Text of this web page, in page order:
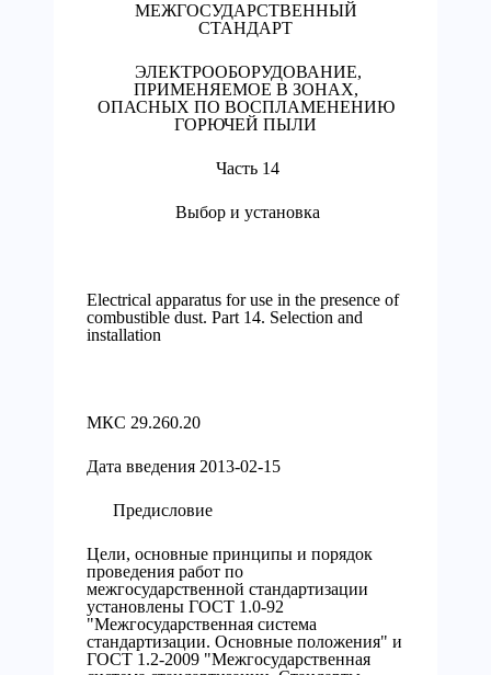
МЕЖГОСУДАРСТВЕННЫЙ
СТАНДАРТ
ЭЛЕКТРООБОРУДОВАНИЕ,
ПРИМЕНЯЕМОЕ В ЗОНАХ,
ОПАСНЫХ ПО ВОСПЛАМЕНЕНИЮ
ГОРЮЧЕЙ ПЫЛИ
Часть 14
Выбор и установка
Electrical apparatus for use in the presence of
combustible dust. Part 14. Selection and
installation
МКС 29.260.20
Дата введения 2013-02-15
Предисловие
Цели, основные принципы и порядок
проведения работ по
межгосударственной стандартизации
установлены ГОСТ 1.0-92
"Межгосударственная система
стандартизации. Основные положения" и
ГОСТ 1.2-2009 "Межгосударственная